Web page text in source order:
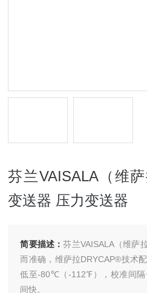
芬兰VAISALA（维
变送器 压力变送器
简要描述：芬兰VAISALA（维萨
而准确，维萨拉DRYCAP®技术
低至-80℃（-112℉），校准间隔
间快。